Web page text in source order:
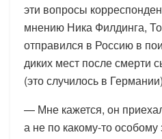
эти вопросы
мнению Ника Филдинга,
отправился в Россию в
диких мест после смерти
(это случилось в
— Мне кажется, он
а не по какому-то